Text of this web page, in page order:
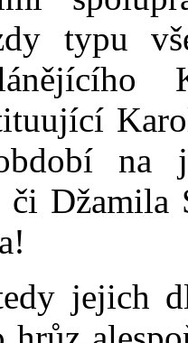
typu
na
Džamila
jejich